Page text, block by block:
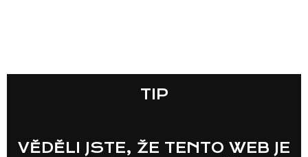
TIP
VĚDĚLI JSTE, ŽE TENTO WEB JE